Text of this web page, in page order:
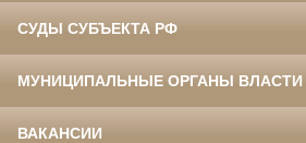
СУДЫ СУБЪЕКТА РФ
МУНИЦИПАЛЬНЫЕ ОРГАНЫ ВЛАСТИ
ВАКАНСИИ